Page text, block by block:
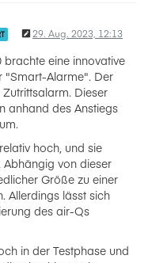
29. Aug. 2023, 12:13
brachte eine innovative
"Smart-Alarme". Der
Dieser
anhand des Anstiegs
hoch, und sie
Abhängig von dieser
Größe zu einer
Allerdings lässt sich
des air-Qs
in der Testphase und